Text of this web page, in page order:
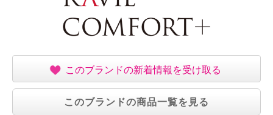
このブランドの新着情報を受け取る
このブランドの商品一覧を見る